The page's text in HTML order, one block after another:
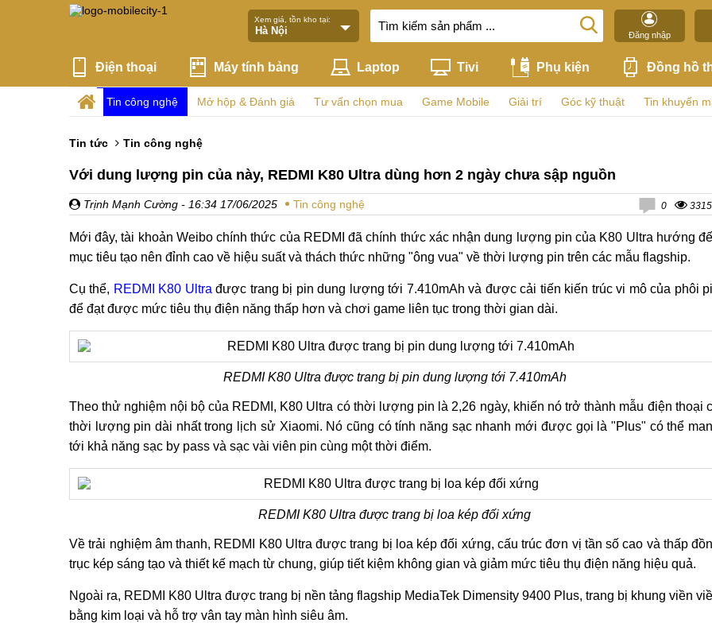
Xem giá, tồn kho tại:
Đăng nhập
Điện thoại Máy tính bảng Laptop Tivi Phụ kiện Đồng hồ
Tin công nghệ Mở hộp & Đánh giá Tư vấn chọn mua Game Mobile Giải trí Góc kỹ thuật Tin khuyến
Tin tức Tin công nghệ
Với dung lượng pin của này, REDMI K80 Ultra dùng hơn 2 ngày chưa sập nguồn
Trịnh Mạnh Cường - 16:34 17/06/2025 Tin công nghệ 0 3315
Mới đây, tài khoản Weibo chính thức của REDMI đã chính thức xác nhận dung lượng pin của K80 Ultra hướng
mục tiêu tạo nên đỉnh cao về hiệu suất và thách thức những "ông vua" về thời lượng pin trên các mẫu flagship.
Cụ thể, REDMI K80 Ultra được trang bị pin dung lượng tới 7.410mAh và được cải tiến kiến ​​trúc vi mô của phôi
để đạt được mức tiêu thụ điện năng thấp hơn và chơi game liên tục trong thời gian dài.
REDMI K80 Ultra được trang bị pin dung lượng tới 7.410mAh
Theo thử nghiệm nội bộ của REDMI, K80 Ultra có thời lượng pin là 2,26 ngày, khiến nó trở thành mẫu điện thoại
thời lượng pin dài nhất trong lịch sử Xiaomi. Nó cũng có tính năng sạc nhanh mới được gọi là "Plus" có thể
tới khả năng sạc by pass và sạc vài viên pin cùng một thời điểm.
REDMI K80 Ultra được trang bị loa kép đối xứng
Về trải nghiệm âm thanh, REDMI K80 Ultra được trang bị loa kép đối xứng, cấu trúc đơn vị tần số cao và thấp
trục kép sáng tạo và thiết kế mạch từ chung, giúp tiết kiệm không gian và giảm mức tiêu thụ điện năng hiệu quả.
Ngoài ra, REDMI K80 Ultra được trang bị nền tảng flagship MediaTek Dimensity 9400 Plus, trang bị khung viền
bằng kim loại và hỗ trợ vân tay màn hình siêu âm.